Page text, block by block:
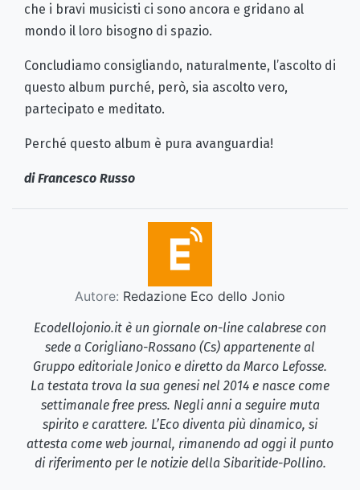
che i bravi musicisti ci sono ancora e gridano al
mondo il loro bisogno di spazio.
Concludiamo consigliando, naturalmente, l’ascolto di
questo album purché, però, sia ascolto vero,
partecipato e meditato.
Perché questo album è pura avanguardia!
di Francesco Russo
Autore: Redazione Eco dello Jonio
Ecodellojonio.it è un giornale on-line calabrese con
sede a Corigliano-Rossano (Cs) appartenente al
Gruppo editoriale Jonico e diretto da Marco Lefosse.
La testata trova la sua genesi nel 2014 e nasce come
settimanale free press. Negli anni a seguire muta
spirito e carattere. L’Eco diventa più dinamico, si
attesta come web journal, rimanendo ad oggi il punto
di riferimento per le notizie della Sibaritide-Pollino.